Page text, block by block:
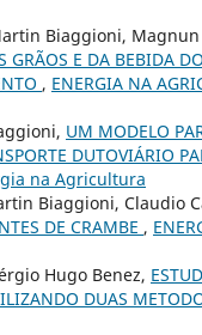
Biaggioni,
GRÃOS E DA BEBIDA
, ENERGIA NA
UM MODELO
DUTOVIÁRIO
na Agricultura
Biaggioni, Claudio
DE CRAMBE ,
Hugo Benez,
DUAS